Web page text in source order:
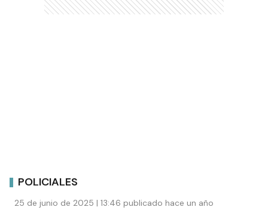
POLICIALES
25 de junio de 2025 | 13:46 publicado hace un año